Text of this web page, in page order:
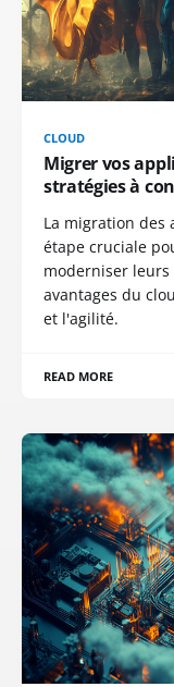
CLOUD
Migrer vos
stratégies à
La migration des
étape cruciale
moderniser
avantages du
et l'agilité.
READ MORE